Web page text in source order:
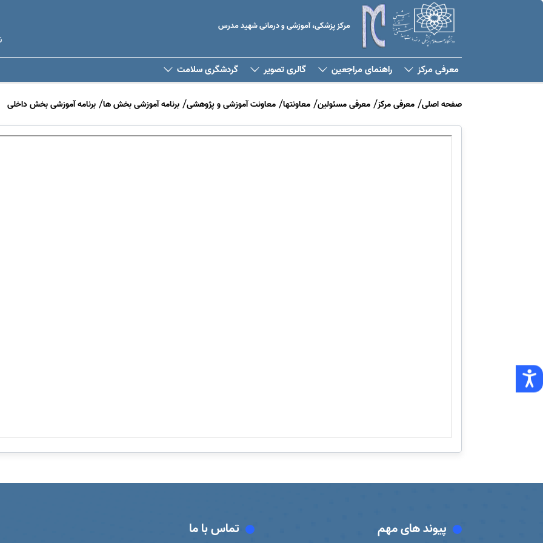
مرکز پزشکی، آموزشی و درمانی شهید مدرس
معرفی مرکز راهنمای مراجعین گالری تصویر گردشگری سلامت
صفحه اصلی معرفی مرکز معرفی مسئولین معاونتها معاونت آموزشی و پژوهشی برنامه آموزشی بخش ها برنامه آموزشی بخش داخلی
پیوند های مهم تماس با ما